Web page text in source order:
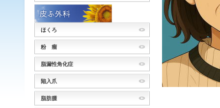
ほくろ
粉 瘤
脂漏性角化症
陥入爪
脂肪腫